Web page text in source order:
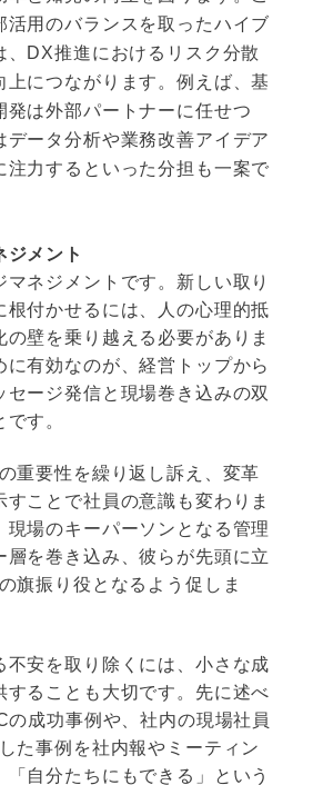
活用のバランスを取ったハイブ
、DX推進におけるリスク分散
上につながります。例えば、基
発は外部パートナーに任せつ
データ分析や業務改善アイデア
注力するといった分担も一案で
ジメント
マネジメントです。新しい取り
根付かせるには、人の心理的抵
の壁を乗り越える必要がありま
に有効なのが、経営トップから
セージ発信と現場巻き込みの双
す。
重要性を繰り返し訴え、変革
すことで社員の意識も変わりま
現場のキーパーソンとなる管理
層を巻き込み、彼らが先頭に立
旗振り役となるよう促しま
不安を取り除くには、小さな成
することも大切です。先に述べ
の成功事例や、社内の現場社員
た事例を社内報やミーティン
「自分たちにもできる」という